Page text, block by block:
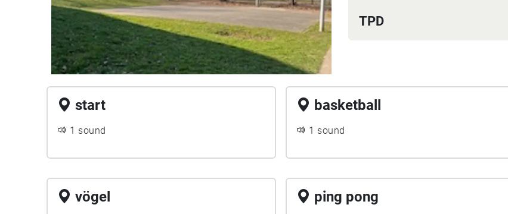
TPD
start
1 sound
basketball
1 sound
vögel ping pong